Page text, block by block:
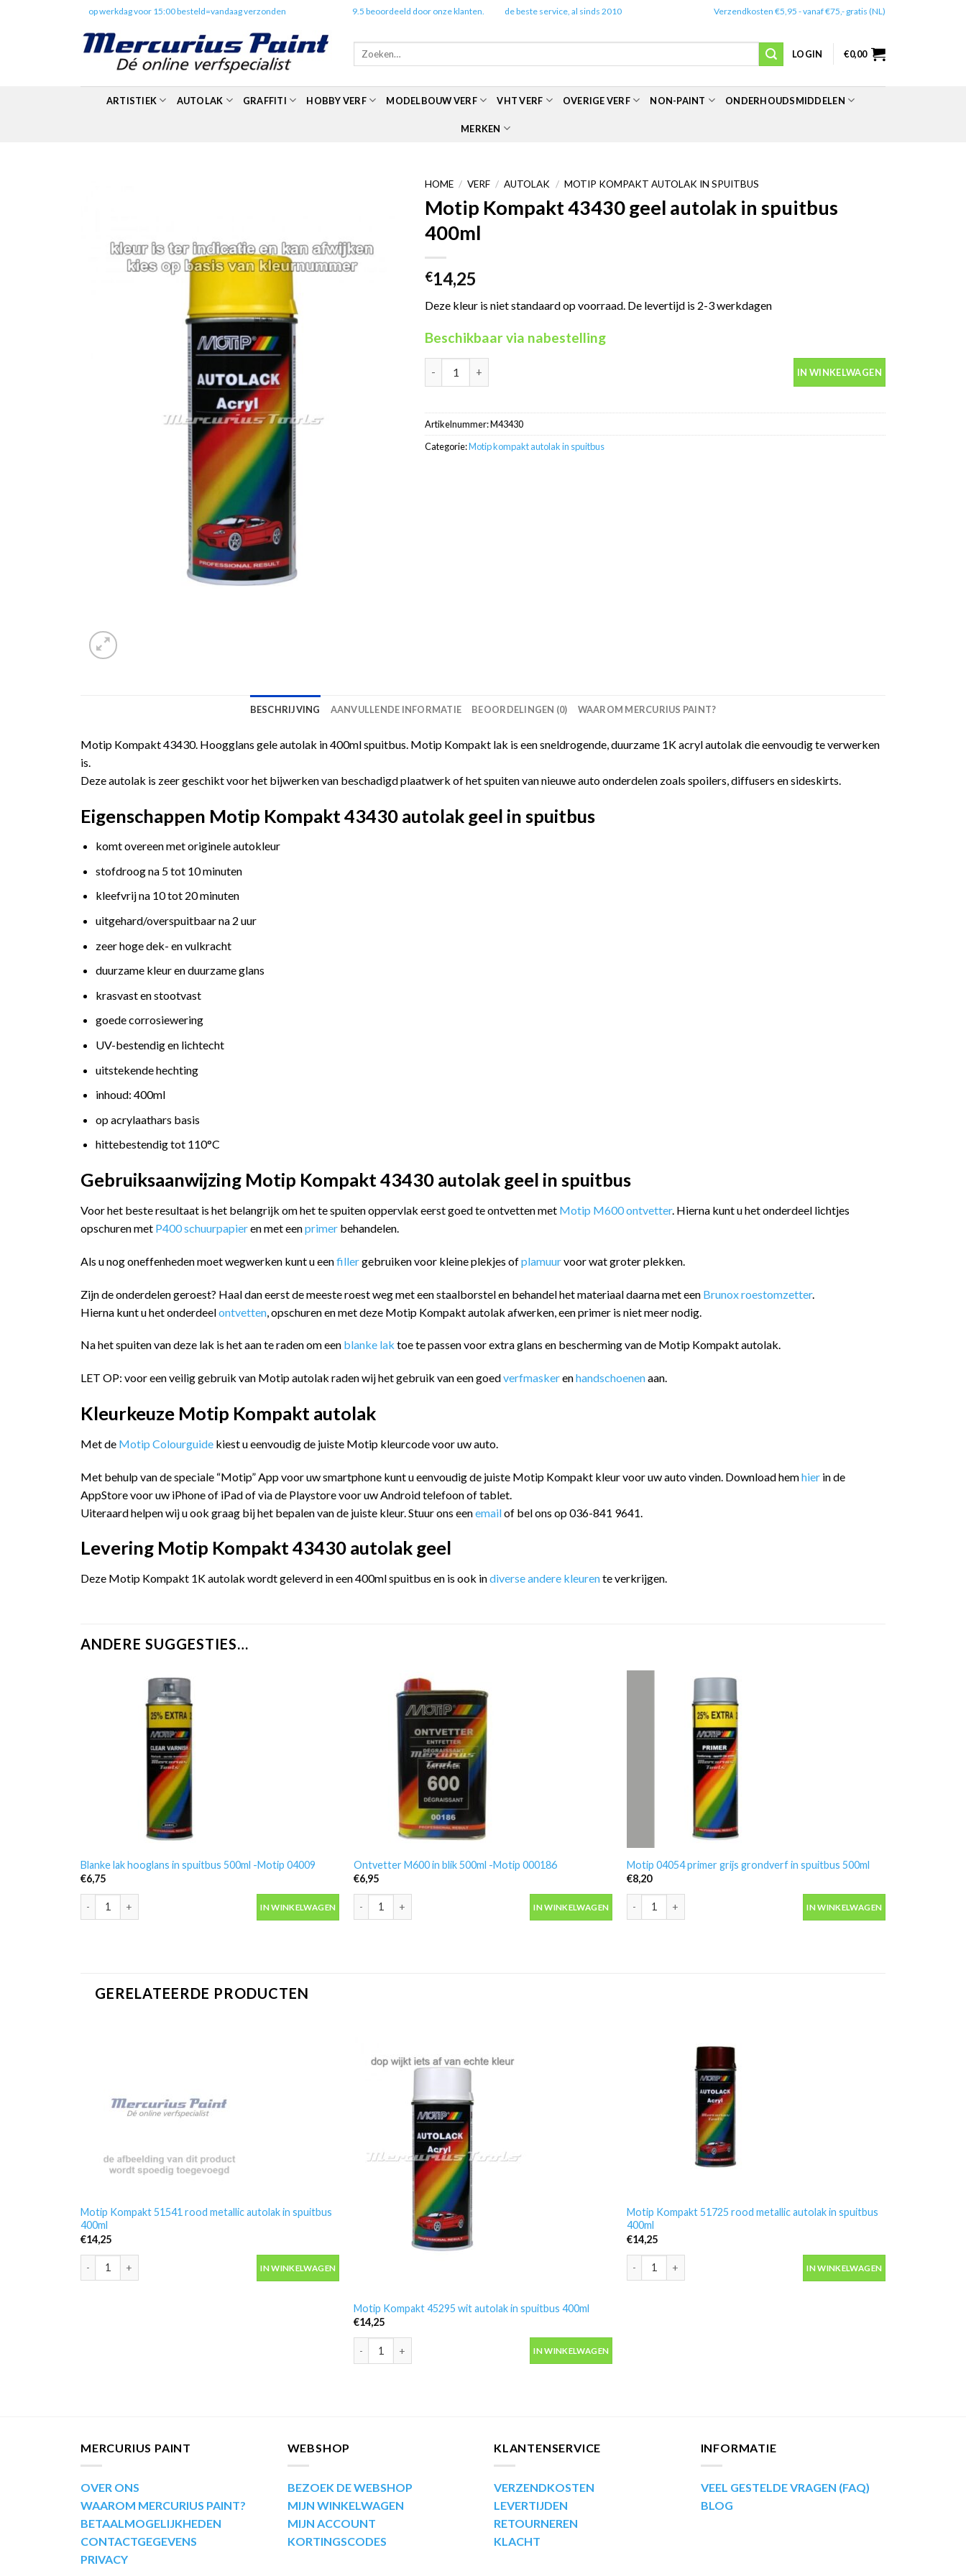
op werkdag voor 15:00 besteld=vandaag verzonden 9.5 beoordeeld door onze klanten. de beste service, al sinds 2010 Verzendkosten €5,95 - vanaf €75,- gratis (NL)
Zoeken
LOGIN €0,00
ARTISTIEK AUTOLAK GRAFFITI HOBBY VERF MODELBOUW VERF VHT VERF OVERIGE VERF NON-PAINT ONDERHOUDSMIDDELEN
MERKEN
HOME / VERF / AUTOLAK / MOTIP KOMPAKT AUTOLAK IN SPUITBUS
Motip Kompakt 43430 geel autolak in spuitbus
400ml
€14,25
Deze kleur is niet standaard op voorraad. De levertijd is 2-3 werkdagen
Beschikbaar via nabestelling
IN WINKELWAGEN
Artikelnummer:M43430
Categorie:Motip kompakt autolak in spuitbus
BESCHRIJVING AANVULLENDE INFORMATIE BEOORDELINGEN (0) WAAROM MERCURIUS PAINT?
Motip Kompakt 43430. Hoogglans gele autolak in 400ml spuitbus. Motip Kompakt lak is een sneldrogende, duurzame 1K acryl autolak die eenvoudig te verwerken
is.
Deze autolak is zeer geschikt voor het bijwerken van beschadigd plaatwerk of het spuiten van nieuwe auto onderdelen zoals spoilers, diffusers en sideskirts.
Eigenschappen Motip Kompakt 43430 autolak geel in spuitbus
komt overeen met originele autokleur
stofdroog na 5 tot 10 minuten
kleefvrij na 10 tot 20 minuten
uitgehard/overspuitbaar na 2 uur
zeer hoge dek- en vulkracht
duurzame kleur en duurzame glans
krasvast en stootvast
goede corrosiewering
UV-bestendig en lichtecht
uitstekende hechting
inhoud: 400ml
op acrylaathars basis
hittebestendig tot 110°C
Gebruiksaanwijzing Motip Kompakt 43430 autolak geel in spuitbus
Voor het beste resultaat is het belangrijk om het te spuiten oppervlak eerst goed te ontvetten met Motip M600 ontvetter. Hierna kunt u het onderdeel lichtjes
opschuren met P400 schuurpapieren met eenprimer behandelen.
Als u nog oneffenheden moet wegwerken kunt u eenfillergebruiken voor kleine plekjes ofplamuurvoor wat groter plekken.
Zijn de onderdelen geroest? Haal dan eerst de meeste roest weg met een staalborstel en behandel het materiaal daarna met een Brunox roestomzetter.
Hierna kunt u het onderdeelontvetten , opschuren en met deze Motip Kompakt autolak afwerken, een primer is niet meer nodig.
Na het spuiten van deze lak is het aan te raden om een blanke lak toe te passen voor extra glans en bescherming van de Motip Kompakt autolak.
LET OP: voor een veilig gebruik van Motip autolak raden wij het gebruik van een goedverfmaskerenhandschoenenaan.
Kleurkeuze Motip Kompakt autolak
Met de Motip Colourguide kiest u eenvoudig de juiste Motip kleurcode voor uw auto.
Met behulp van de speciale “Motip” App voor uw smartphone kunt u eenvoudig de juiste Motip Kompakt kleur voor uw auto vinden. Download hemhier in de
AppStore voor uw iPhone of iPad of via de Playstore voor uw Android telefoon of tablet.
Uiteraard helpen wij u ook graag bij het bepalen van de juiste kleur. Stuur ons eenemailof bel ons op 036-841 9641.
Levering Motip Kompakt 43430 autolak geel
Deze Motip Kompakt 1K autolak wordt geleverd in een 400ml spuitbus en is ook indiverse andere kleurente verkrijgen.
ANDERE SUGGESTIES…
Blanke lak hooglans in spuitbus 500ml -Motip 04009
€6,75
Blanke lak hooglans in spuitbus 500ml -Motip 04009 aantal
IN WINKELWAGEN
Ontvetter M600 in blik 500ml -Motip 000186
€6,95
Ontvetter M600 in blik 500ml -Motip 000186 aantal
IN WINKELWAGEN
Motip 04054 primer grijs grondverf in spuitbus 500ml
€8,20
Motip 04054 primer grijs grondverf in spuitbus 500ml aantal
IN WINKELWAGEN
GERELATEERDE PRODUCTEN
Motip Kompakt 51541 rood metallic autolak in spuitbus
400ml
€14,25
Motip Kompakt 51541 rood metallic autolak in spuitbus 400ml aantal
IN WINKELWAGEN
Motip Kompakt 45295 wit autolak in spuitbus 400ml
€14,25
Motip Kompakt 45295 wit autolak in spuitbus 400ml aantal
IN WINKELWAGEN
Motip Kompakt 51725 rood metallic autolak in spuitbus
400ml
€14,25
Motip Kompakt 51725 rood metallic autolak in spuitbus 400ml aantal
IN WINKELWAGEN
MERCURIUS PAINT
OVER ONS
WAAROM MERCURIUS PAINT?
BETAALMOGELIJKHEDEN
CONTACTGEGEVENS
PRIVACY
WEBSHOP
BEZOEK DE WEBSHOP
MIJN WINKELWAGEN
MIJN ACCOUNT
KORTINGSCODES
KLANTENSERVICE
VERZENDKOSTEN
LEVERTIJDEN
RETOURNEREN
KLACHT
INFORMATIE
VEEL GESTELDE VRAGEN (FAQ)
BLOG